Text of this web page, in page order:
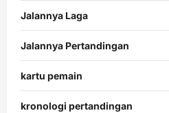
Jalannya Laga
Jalannya Pertandingan
kartu pemain
kronologi pertandingan